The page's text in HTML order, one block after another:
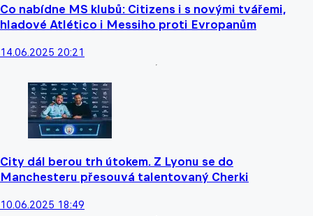
Co nabídne MS klubů: Citizens i s novými tvářemi,
hladové Atlético i Messiho proti Evropanům
14.06.2025 20:21
City dál berou trh útokem. Z Lyonu se do
Manchesteru přesouvá talentovaný Cherki
10.06.2025 18:49